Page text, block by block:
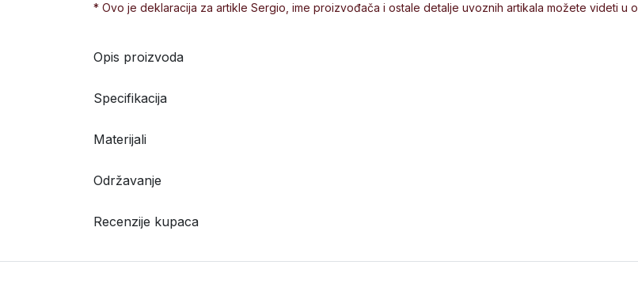
* Ovo je deklaracija za artikle Sergio, ime proizvođača i ostale detalje uvoznih artikala možete videti u
Opis proizvoda
Specifikacija
Materijali
Održavanje
Recenzije kupaca